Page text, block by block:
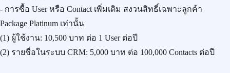
- การซื้อ User หรือ Contact เพิ่มเติม สงวนสิทธิ์เฉพาะลูกค้า
Package Platinum เท่านั้น
(1) ผู้ใช้งาน: 10,500 บาท ต่อ 1 User ต่อปี
(2) รายชื่อในระบบ CRM: 5,000 บาท ต่อ 100,000 Contacts ต่อปี